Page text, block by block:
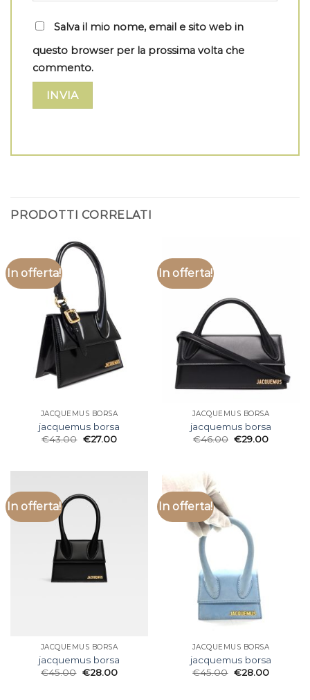
Salva il mio nome, email e sito web in
questo browser per la prossima volta che
commento.
PRODOTTI CORRELATI
In offerta!
JACQUEMUS BORSA
jacquemus borsa
€43.00 €27.00
In offerta!
JACQUEMUS BORSA
jacquemus borsa
€46.00 €29.00
In offerta!
JACQUEMUS BORSA
jacquemus borsa
€45.00 €28.00
In offerta!
JACQUEMUS BORSA
jacquemus borsa
€45.00 €28.00